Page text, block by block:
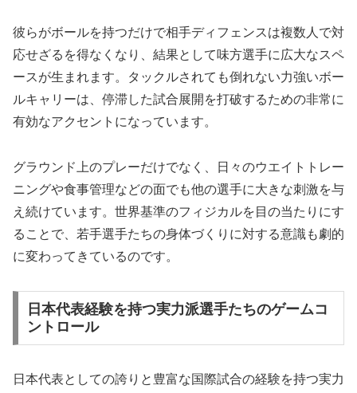
彼らがボールを持つだけで相手ディフェンスは複数人で対
応せざるを得なくなり、結果として味方選手に広大なスペ
ースが生まれます。タックルされても倒れない力強いボー
ルキャリーは、停滞した試合展開を打破するための非常に
有効なアクセントになっています。
グラウンド上のプレーだけでなく、日々のウエイトトレー
ニングや食事管理などの面でも他の選手に大きな刺激を与
え続けています。世界基準のフィジカルを目の当たりにす
ることで、若手選手たちの身体づくりに対する意識も劇的
に変わってきているのです。
日本代表経験を持つ実力派選手たちのゲームコ
ントロール
日本代表としての誇りと豊富な国際試合の経験を持つ実力